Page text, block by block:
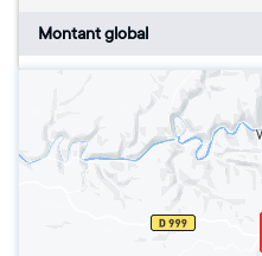
Montant global